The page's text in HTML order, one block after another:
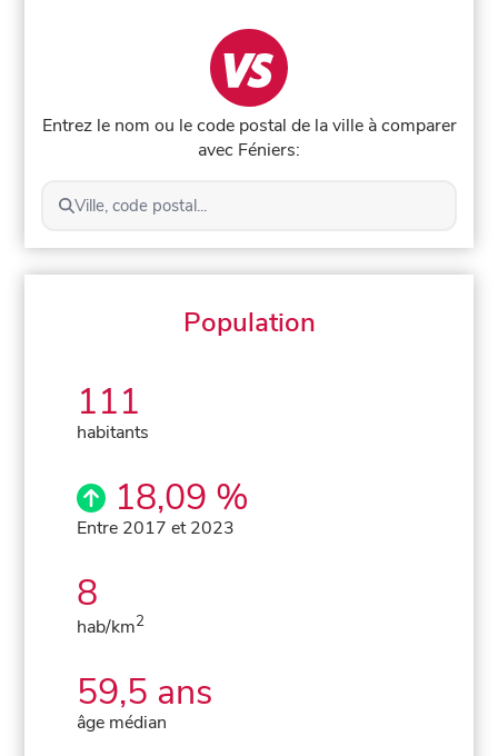
Entrez le nom ou le code postal de la ville à comparer
avec Féniers:
Ville, code postal...
Population
111
habitants
18,09 %
Entre 2017 et 2023
8
hab/km2
59,5 ans
âge médian